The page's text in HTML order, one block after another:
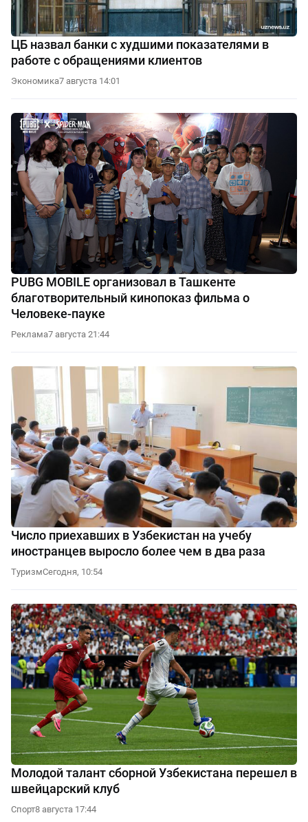
ЦБ назвал банки с худшими показателями в
работе с обращениями клиентов
Экономика7 августа 14:01
PUBG MOBILE организовал в Ташкенте
благотворительный кинопоказ фильма о
Человеке-пауке
Реклама7 августа 21:44
Число приехавших в Узбекистан на учебу
иностранцев выросло более чем в два раза
ТуризмСегодня, 10:54
Молодой талант сборной Узбекистана перешел в
швейцарский клуб
Спорт8 августа 17:44